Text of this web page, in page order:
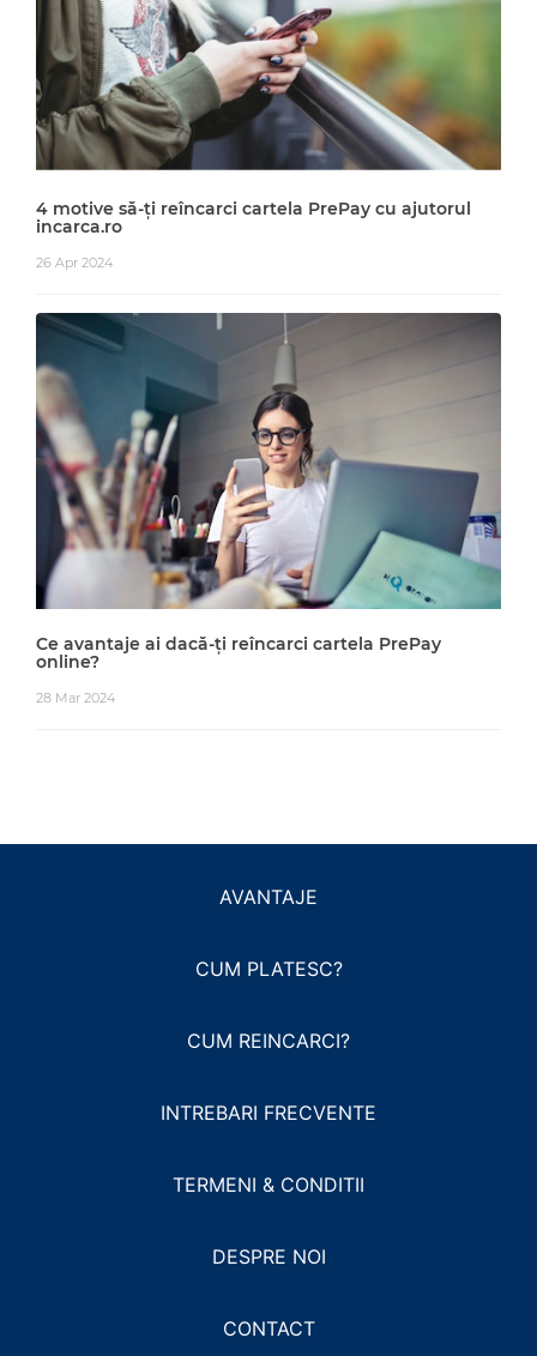
4 motive să-ți reîncarci cartela PrePay cu ajutorul
incarca.ro
26 Apr 2024
Ce avantaje ai dacă-ți reîncarci cartela PrePay
online?
28 Mar 2024
AVANTAJE
CUM PLATESC?
CUM REINCARCI?
INTREBARI FRECVENTE
TERMENI & CONDITII
DESPRE NOI
CONTACT